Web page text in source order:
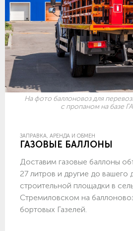
На фото баллоновоз для
с пропаном на базе
ЗАПРАВКА, АРЕНДА И ОБМЕН
ГАЗОВЫЕ БАЛЛОНЫ
Доставим газовые баллоны
27 литров и другие до вашего
строительной площадки в
Стремиловском на
бортовых Газелей.